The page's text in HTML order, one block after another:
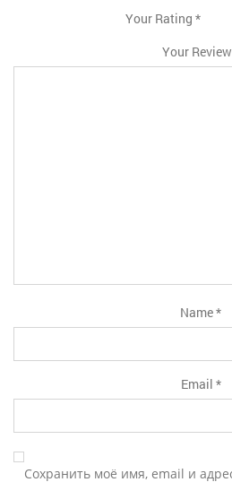
Your Rating *
1
Your Review
Name*
Email *
Сохранить моё имя, email и